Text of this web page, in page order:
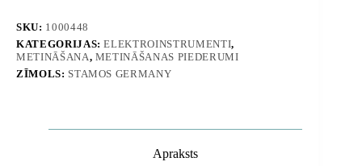
vadotni
daudzums
SKU: 1000448
KATEGORIJAS:ELEKTROINSTRUMENTI,
METINĀŠANA, METINĀŠANAS PIEDERUMI
ZĪMOLS: STAMOS GERMANY
Apraksts